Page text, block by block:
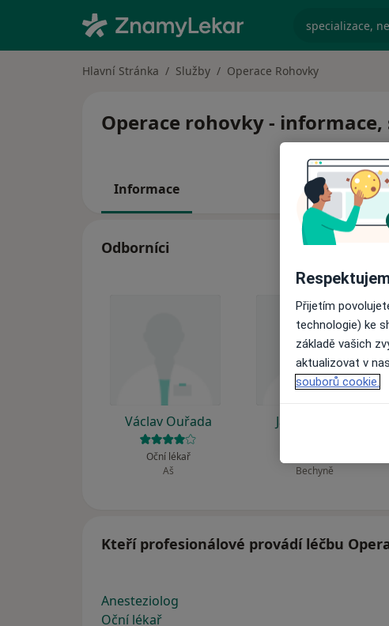
specializace,
Hlavní Stránka Služby Operace Rohovky
Operace rohovky -
Informace
Odborníci
Václav Ouřada
Oční lékař
Aš
Jana Pilařová
Bechyně
Kteří profesionálové provádí léčbu
Anesteziolog
Oční lékař
Přijetím
technologie) ke
základě vašich
aktualizovat v
souborů cookie.